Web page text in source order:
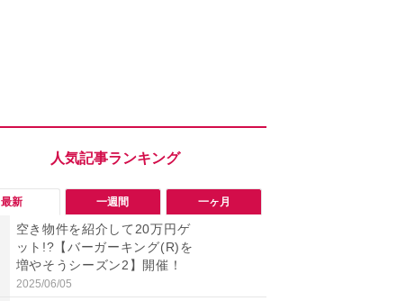
最新 一週間 一ヶ月
空き物件を紹介して20万円ゲ
ット!?【バーガーキング(R)を
増やそうシーズン2】開催！
2025/06/05